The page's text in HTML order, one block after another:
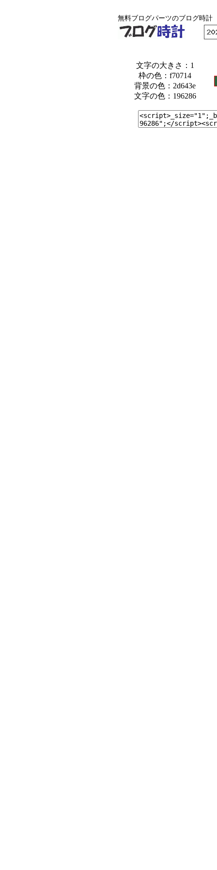
無料ブログパーツのブログ時計
文字の大きさ：1
枠の色：f70714
背景の色：2d643e
文字の色：196286